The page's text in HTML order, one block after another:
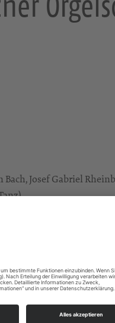
Bach, Josef Gabriel
de/e/53880650/